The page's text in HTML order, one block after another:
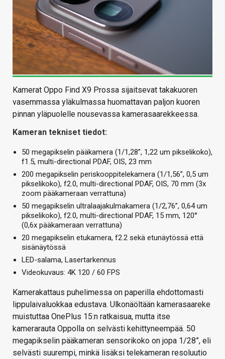
Kamerat Oppo Find X9 Prossa sijaitsevat takakuoren
vasemmassa yläkulmassa huomattavan paljon kuoren
pinnan yläpuolelle nousevassa kamerasaarekkeessa.
Kameran tekniset tiedot:
50 megapikselin pääkamera (1/1,28”, 1,22 um pikselikoko),
f1.5, multi-directional PDAF, OIS, 23 mm
200 megapikselin periskooppitelekamera (1/1,56”, 0,5 um
pikselikoko), f2.0, multi-directional PDAF, OIS, 70 mm (3x
zoom pääkameraan verrattuna)
50 megapikselin ultralaajakulmakamera (1/2,76”, 0,64 um
pikselikoko), f2.0, multi-directional PDAF, 15 mm, 120°
(0,6x pääkameraan verrattuna)
20 megapikselin etukamera, f2.2 sekä etunäytössä että
sisänäytössä
LED-salama, Lasertarkennus
Videokuvaus: 4K 120 / 60 FPS
Kamerakattaus puhelimessa on paperilla ehdottomasti
lippulaivaluokkaa edustava. Ulkonäöltään kamerasaareke
muistuttaa OnePlus 15:n ratkaisua, mutta itse
kamerarauta Oppolla on selvästi kehittyneempää. 50
megapikselin pääkameran sensorikoko on jopa 1/28”, eli
selvästi suurempi, minkä lisäksi telekameran resoluutio